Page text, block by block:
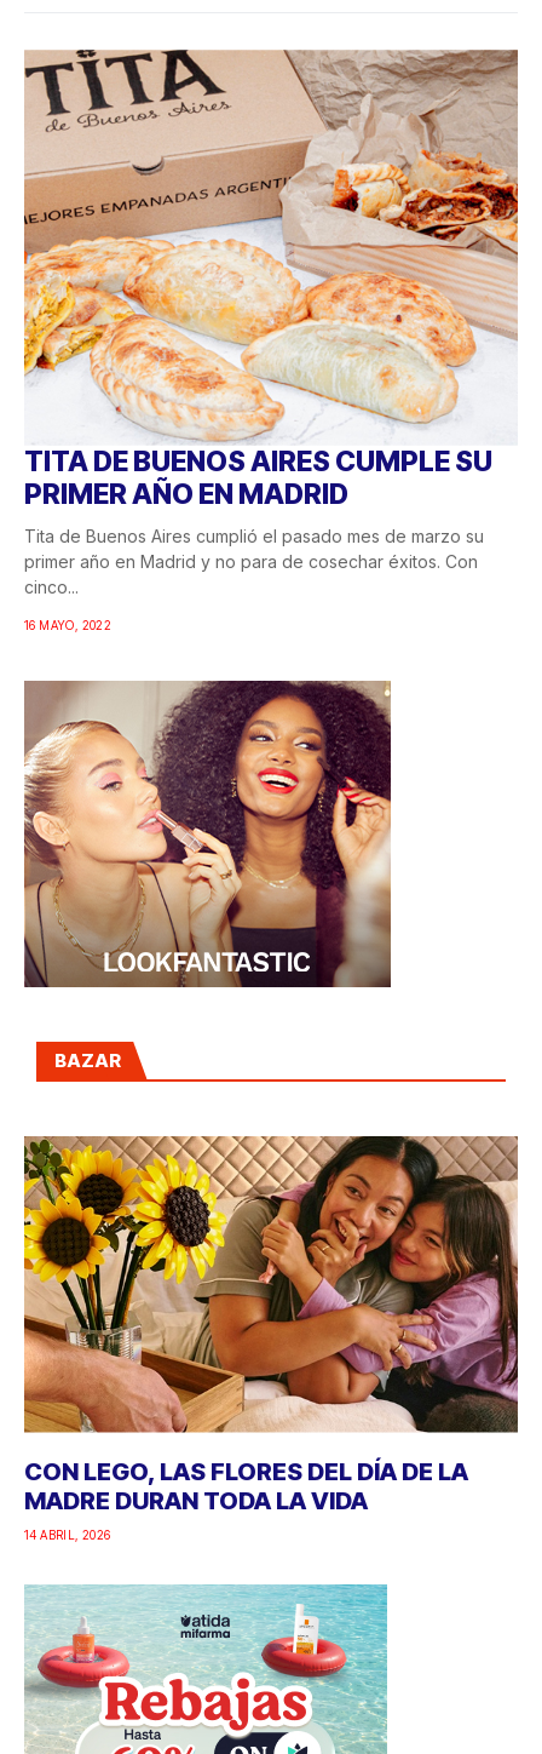
TITA DE BUENOS AIRES CUMPLE SU
PRIMER AÑO EN MADRID
Tita de Buenos Aires cumplió el pasado mes de marzo su
primer año en Madrid y no para de cosechar éxitos. Con
cinco...
16 MAYO, 2022
BAZAR
CON LEGO, LAS FLORES DEL DÍA DE LA
MADRE DURAN TODA LA VIDA
14 ABRIL, 2026